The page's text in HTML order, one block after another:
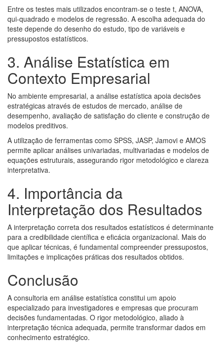
Entre os testes mais utilizados encontram-se o teste t, ANOVA,
qui-quadrado e modelos de regressão. A escolha adequada do
teste depende do desenho do estudo, tipo de variáveis e
pressupostos estatísticos.
3. Análise Estatística em
Contexto Empresarial
No ambiente empresarial, a análise estatística apoia decisões
estratégicas através de estudos de mercado, análise de
desempenho, avaliação de satisfação do cliente e construção de
modelos preditivos.
A utilização de ferramentas como SPSS, JASP, Jamovi e AMOS
permite aplicar análises univariadas, multivariadas e modelos de
equações estruturais, assegurando rigor metodológico e clareza
interpretativa.
4. Importância da
Interpretação dos Resultados
A interpretação correta dos resultados estatísticos é determinante
para a credibilidade científica e eficácia organizacional. Mais do
que aplicar técnicas, é fundamental compreender pressupostos,
limitações e implicações práticas dos resultados obtidos.
Conclusão
A consultoria em análise estatística constitui um apoio
especializado para investigadores e empresas que procuram
decisões fundamentadas. O rigor metodológico, aliado à
interpretação técnica adequada, permite transformar dados em
conhecimento estratégico.